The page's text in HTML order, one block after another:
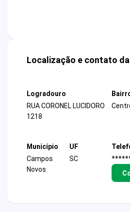
Localização e contato
Logradouro
RUA CORONEL LUCIDORO
1218
Município
Campos
Novos
UF
SC